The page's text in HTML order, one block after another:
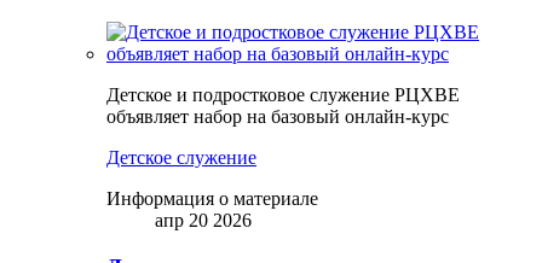
Детское и подростковое служение РЦХВЕ
объявляет набор на базовый онлайн-курс
Детское служение
Информация о материале
апр 20 2026